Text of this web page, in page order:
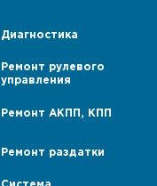
Диагностика
Ремонт рулевого
управления
Ремонт АКПП, КПП
Ремонт раздатки